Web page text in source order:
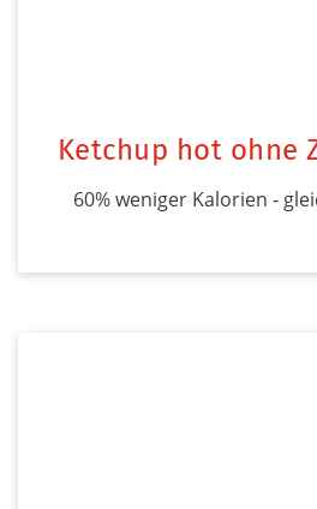
Ketchup hot ohne
60% weniger Kalorien -